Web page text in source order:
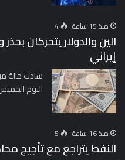
منذ 15 ساعة 4
الين والدولار يتحركان
إيراني
سادت حالة
اليوم
منذ 16 ساعة 5
النفط يتراجع مع تأجيج